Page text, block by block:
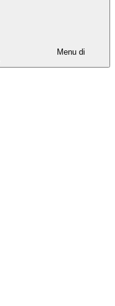
Menu di